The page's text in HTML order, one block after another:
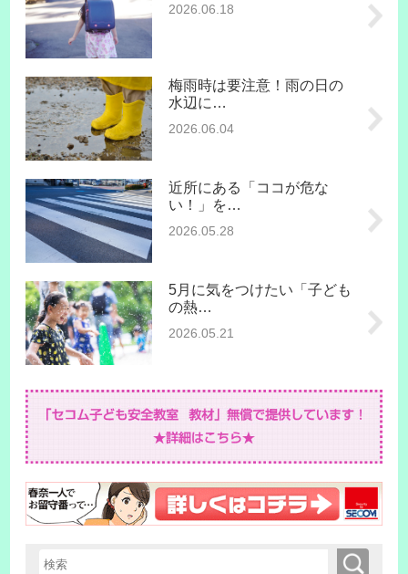
2026.06.18
梅雨時は要注意！雨の日の
水辺に…
2026.06.04
近所にある「ココが危な
い！」を…
2026.05.28
5月に気をつけたい「子ども
の熱…
2026.05.21
検索